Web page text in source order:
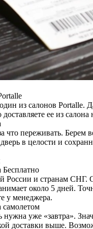
из салонов Portalle.
доставляете ее из
переживать. Берем
в целости и
Бесплатно
России и странам СНГ.
около 5 дней.
у менеджера.
самолетом
нужна уже «завтра».
доставки выше.